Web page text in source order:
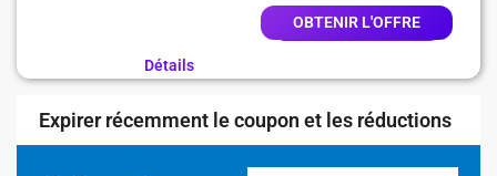
OBTENIR L'OFFRE
Détails
Expirer récemment le coupon et les réductions